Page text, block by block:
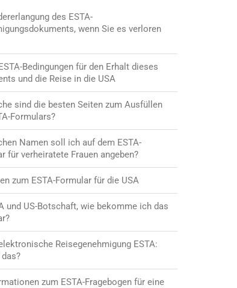
des ESTA-
wenn Sie es verloren
Bedingungen für den Erhalt dieses
und die Reise in die USA
sind die besten Seiten zum Ausfüllen
Formulars?
Namen soll ich auf dem ESTA-
für verheiratete Frauen angeben?
zum ESTA-Formular für die USA
und US-Botschaft, wie bekomme ich das
Reisegenehmigung ESTA:
zum ESTA-Fragebogen für eine